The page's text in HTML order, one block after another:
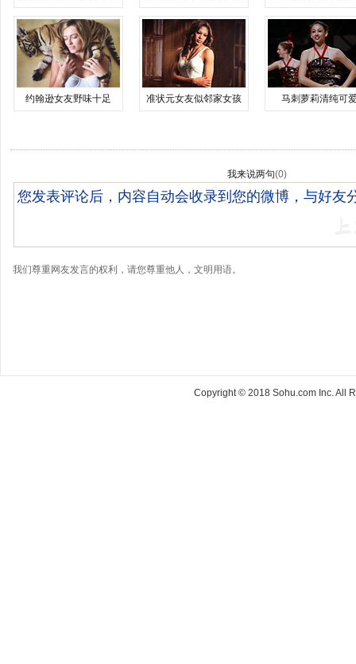
约翰逊女友野味十足 准状元女友似邻家女孩 马刺萝莉清纯可
我来说两句(0)
我们尊重网友发言的权利，请您尊重他人，文明用语。
Copyright © 2018 Sohu.com Inc. All